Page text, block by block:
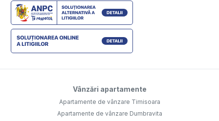
Vânzări apartamente
Apartamente de vânzare Timisoara
Apartamente de vânzare Dumbravita